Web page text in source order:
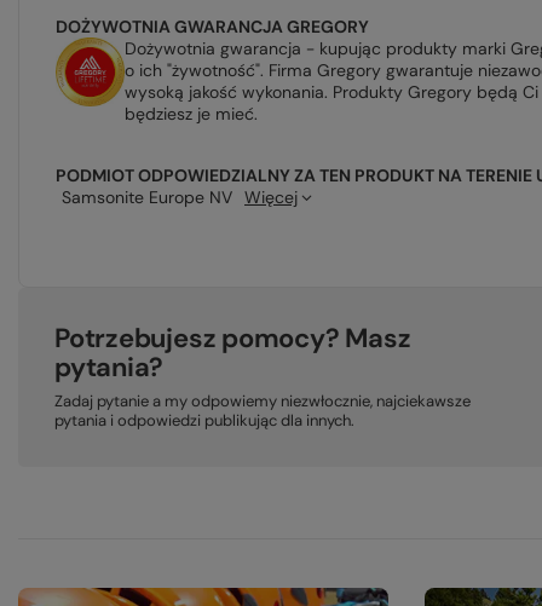
DOŻYWOTNIA GWARANCJA GREGORY
Dożywotnia gwarancja - kupując produkty marki
o ich "żywotność". Firma Gregory gwarantuje
wysoką jakość wykonania. Produkty Gregory będą Ci
będziesz je mieć.
PODMIOT ODPOWIEDZIALNY ZA TEN PRODUKT NA TERENIE
Samsonite Europe NV Więcej
Potrzebujesz pomocy? Masz
pytania?
Zadaj pytanie a my odpowiemy niezwłocznie, najciekawsze
pytania i odpowiedzi publikując dla innych.